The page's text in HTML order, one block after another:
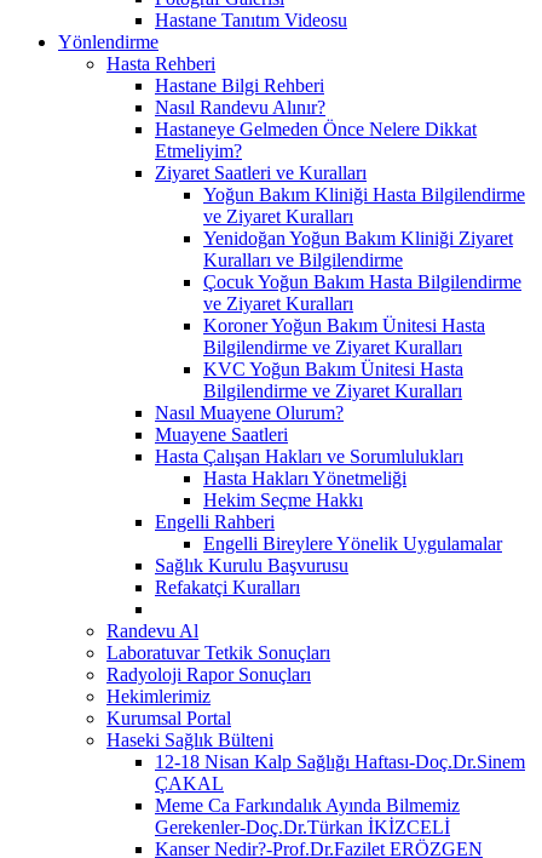
Hastane Tanıtım Videosu
Yönlendirme
Hasta Rehberi
Hastane Bilgi Rehberi
Nasıl Randevu Alınır?
Hastaneye Gelmeden Önce Nelere Dikkat
Etmeliyim?
Ziyaret Saatleri ve Kuralları
Yoğun Bakım Kliniği Hasta Bilgilendirme
ve Ziyaret Kuralları
Yenidoğan Yoğun Bakım Kliniği Ziyaret
Kuralları ve Bilgilendirme
Çocuk Yoğun Bakım Hasta Bilgilendirme
ve Ziyaret Kuralları
Koroner Yoğun Bakım Ünitesi Hasta
Bilgilendirme ve Ziyaret Kuralları
KVC Yoğun Bakım Ünitesi Hasta
Bilgilendirme ve Ziyaret Kuralları
Nasıl Muayene Olurum?
Muayene Saatleri
Hasta Çalışan Hakları ve Sorumlulukları
Hasta Hakları Yönetmeliği
Hekim Seçme Hakkı
Engelli Rahberi
Engelli Bireylere Yönelik Uygulamalar
Sağlık Kurulu Başvurusu
Refakatçi Kuralları
Randevu Al
Laboratuvar Tetkik Sonuçları
Radyoloji Rapor Sonuçları
Hekimlerimiz
Kurumsal Portal
Haseki Sağlık Bülteni
12-18 Nisan Kalp Sağlığı Haftası-Doç.Dr.Sinem
ÇAKAL
Meme Ca Farkındalık Ayında Bilmemiz
Gerekenler-Doç.Dr.Türkan İKİZCELİ
Kanser Nedir?-Prof.Dr.Fazilet ERÖZGEN